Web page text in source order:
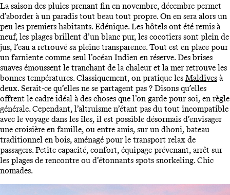
La saison des pluies prenant fin en novembre, décembre permet
d’aborder à un paradis tout beau tout propre. On en sera alors un
peu les premiers habitants. Edénique. Les hôtels ont été remis à
neuf, les plages brillent d’un blanc pur, les cocotiers sont plein de
jus, l’eau a retrouvé sa pleine transparence. Tout est en place pour
un farniente comme seul l’océan Indien en réserve. Des brises
suaves émoussent le tranchant de la chaleur et la mer retrouve les
bonnes températures. Classiquement, on pratique les Maldives à
deux. Serait-ce qu’elles ne se partagent pas ? Disons qu’elles
offrent le cadre idéal à des choses que l’on garde pour soi, en règle
générale. Cependant, l’altruisme n’étant pas du tout incompatible
avec le voyage dans les îles, il est possible désormais d’envisager
une croisière en famille, ou entre amis, sur un dhoni, bateau
traditionnel en bois, aménagé pour le transport relax de
passagers. Petite capacité, confort, équipage prévenant, arrêt sur
les plages de rencontre ou d’étonnants spots snorkeling. Chic
nomades.